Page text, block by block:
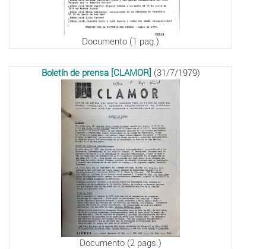
Documento (1 pag.)
Boletín de prensa [CLAMOR] (31/7/1979)
Documento (2 pags.)